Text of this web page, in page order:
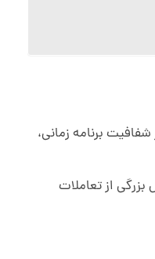
برنامه زمانی،
از تعاملات